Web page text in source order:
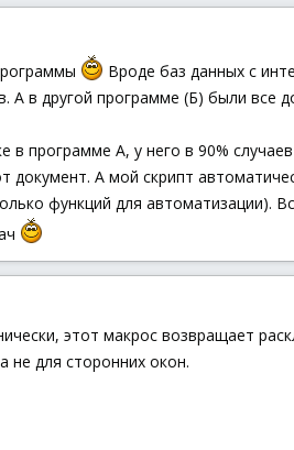
Вроде баз данных с
А в другой программе (Б) были все
в программе А, у него в 90%
документ. А мой скрипт
функций для автоматизации).
этот макрос возвращает
не для сторонних окон.